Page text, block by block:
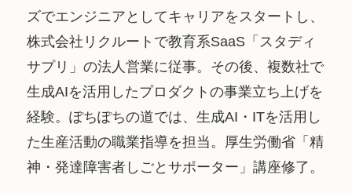
ズでエンジニアとしてキャリアをスタートし、
株式会社リクルートで教育系SaaS「スタディ
サプリ」の法人営業に従事。その後、複数社で
生成AIを活用したプロダクトの事業立ち上げを
経験。ぽちぽちの道では、生成AI・ITを活用し
た生産活動の職業指導を担当。厚生労働省「精
神・発達障害者しごとサポーター」講座修了。